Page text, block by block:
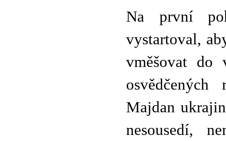
Na první
vystartoval,
vměšovat do
Majdan
nesousedí,